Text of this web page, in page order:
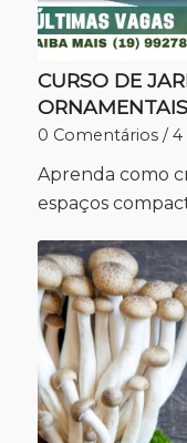
CURSO DE
ORNAMENTAIS
0 Comentários / 4
Aprenda como
espaços